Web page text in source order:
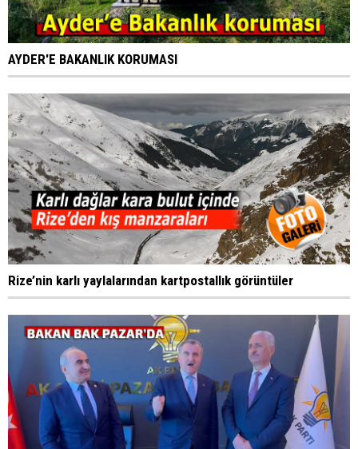
AYDER'E BAKANLIK KORUMASI
Rize’nin karlı yaylalarından kartpostallık görüntüler